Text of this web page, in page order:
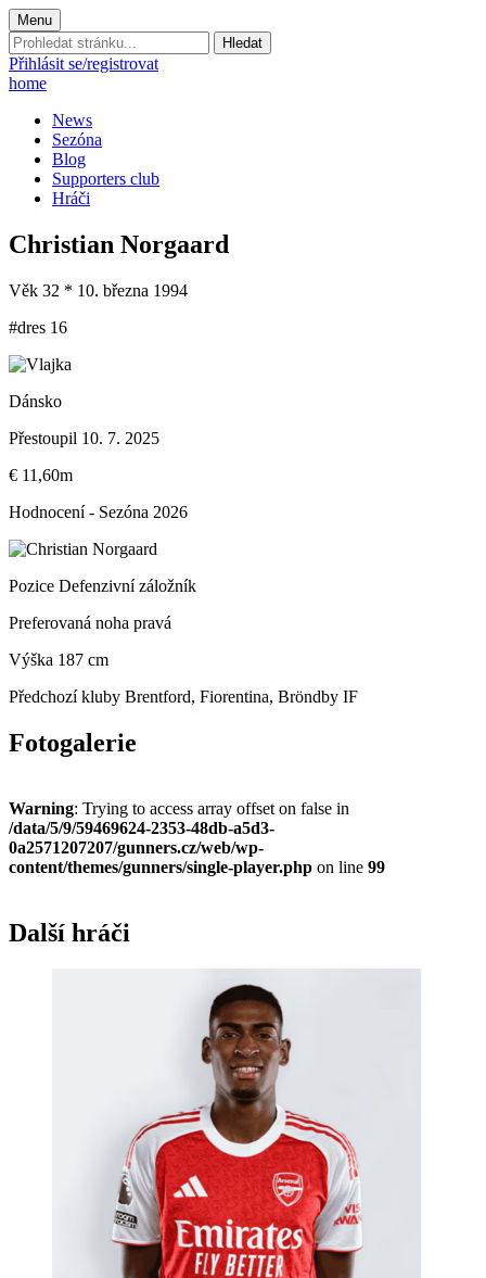
Menu
Prohledat
stránku:
Přihlásit se/registrovat
home
News
Sezóna
Blog
Supporters club
Hráči
Christian Norgaard
Věk 32 * 10. března 1994
#dres 16
Dánsko
Přestoupil 10. 7. 2025
€ 11,60m
Hodnocení - Sezóna 2026
Pozice Defenzivní záložník
Preferovaná noha pravá
Výška 187 cm
Předchozí kluby Brentford, Fiorentina, Bröndby IF
Fotogalerie
Warning: Trying to access array offset on false in
/data/5/9/59469624-2353-48db-a5d3-
0a2571207207/gunners.cz/web/wp-
content/themes/gunners/single-player.php on line 99
Další hráči